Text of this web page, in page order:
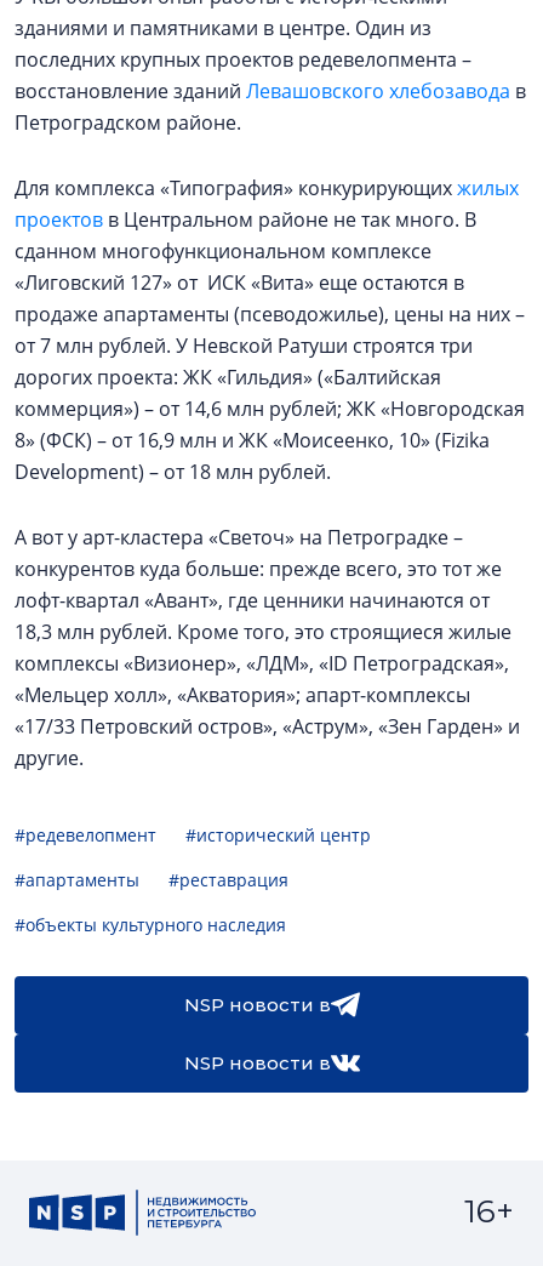
зданиями и памятниками в центре. Один из
последних крупных проектов редевелопмента –
восстановление зданий Левашовского хлебозавода в
Петроградском районе.
Для комплекса «Типография» конкурирующихжилых
проектов в Центральном районе не так много. В
сданном многофункциональном комплексе
«Лиговский 127» от ИСК «Вита» еще остаются в
продаже апартаменты (псеводожилье), цены на них –
от 7 млн рублей. У Невской Ратуши строятся три
дорогих проекта: ЖК «Гильдия» («Балтийская
коммерция») – от 14,6 млн рублей; ЖК «Новгородская
8» (ФСК) – от 16,9 млн и ЖК «Моисеенко, 10» (Fizika
Development) – от 18 млн рублей.
А вот у арт-кластера «Светоч» на Петроградке –
конкурентов куда больше: прежде всего, это тот же
лофт-квартал «Авант», где ценники начинаются от
18,3 млн рублей. Кроме того, это строящиеся жилые
комплексы «Визионер», «ЛДМ», «ID Петроградская»,
«Мельцер холл», «Акватория»; апарт-комплексы
«17/33 Петровский остров», «Аструм», «Зен Гарден» и
другие.
#редевелопмент
#исторический центр
#апартаменты
#реставрация
#объекты культурного наследия
NSP новости в
NSP новости в
16+